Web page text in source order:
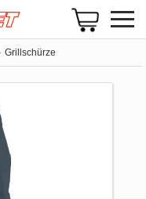
Grillschürze